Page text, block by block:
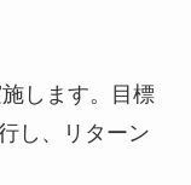
します。目標
し、リターン